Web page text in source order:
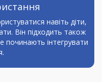
навіть діти,
Він підходить також
починають інтегрувати